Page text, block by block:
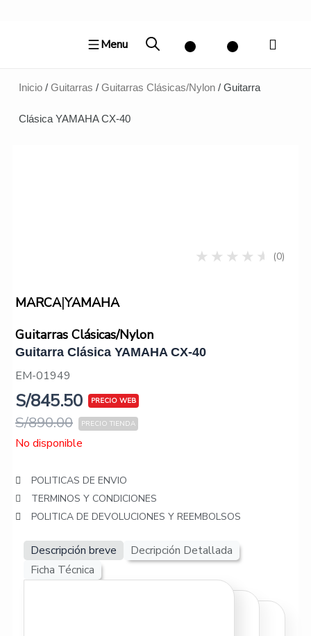
Menu
Inicio/ Guitarras / Guitarras Clásicas/Nylon/ Guitarra
Clásica YAMAHA CX-40
(0)
MARCA|YAMAHA
Guitarras Clásicas/Nylon
Guitarra Clásica YAMAHA CX-40
EM-01949
S/890.00
S/845.50
No disponible
POLITICAS DE ENVIO
TERMINOS Y CONDICIONES
POLITICA DE DEVOLUCIONES Y REEMBOLSOS
Descripción breve
Decripción Detallada
Ficha Técnica